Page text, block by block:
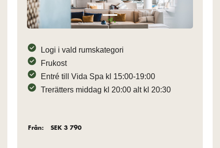
Logi i vald rumskategori
Frukost
Entré till Vida Spa kl 15:00-19:00
Trerätters middag kl 20:00 alt kl 20:30
Från: SEK 3 790